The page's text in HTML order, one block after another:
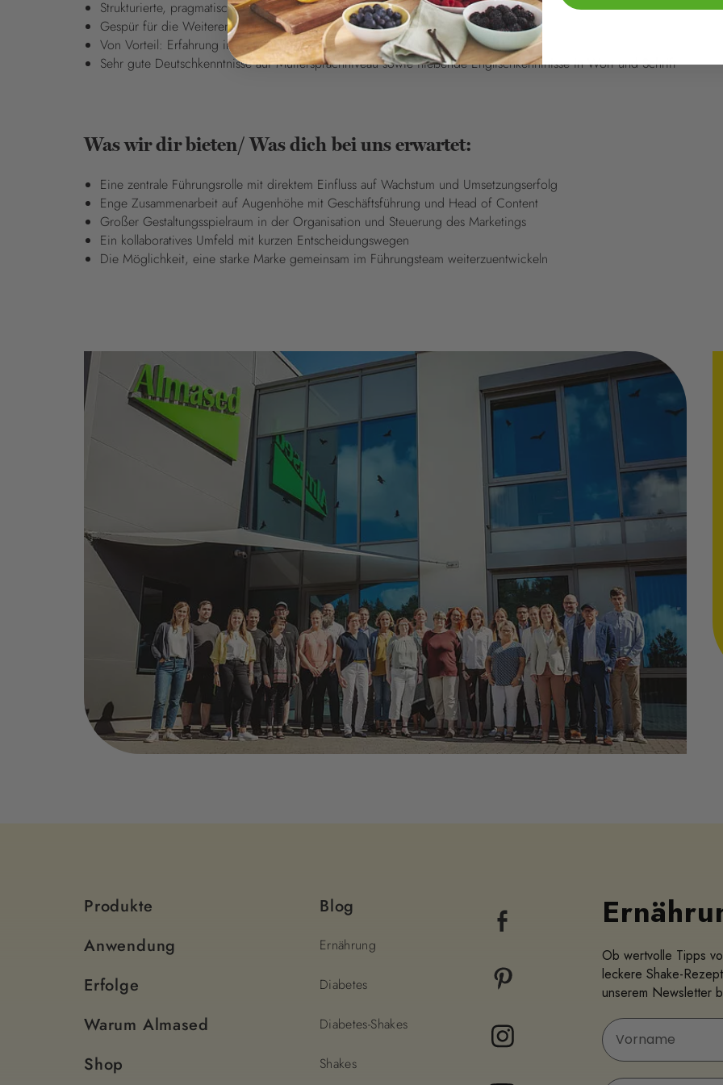
Strukturierte, pragmatische und konsequent umsetzungsorientierte Arbeitsweise
Gespür für die Weiterentwicklung etablierter Marken mit hoher Bekanntheit
Von Vorteil: Erfahrung im Bereich E-Commerce, E-Mail-Marketing und CRM
Sehr gute Deutschkenntnisse auf Muttersprachniveau sowie fließende Englischkenntnisse in Wort und Schrift
Was wir dir bieten/ Was dich bei uns erwartet:
Eine zentrale Führungsrolle mit direktem Einfluss auf Wachstum und Umsetzungserfolg
Enge Zusammenarbeit auf Augenhöhe mit Geschäftsführung und Head of Content
Großer Gestaltungsspielraum in der Organisation und Steuerung des Marketings
Ein kollaboratives Umfeld mit kurzen Entscheidungswegen
Die Möglichkeit, eine starke Marke gemeinsam im Führungsteam weiterzuentwickeln
Produkte
Anwendung
Erfolge
Warum Almased
Shop
Blog
Ernährung
Diabetes
Diabetes-Shakes
Shakes
Ob wertvolle Tipps
leckere Shake-
unserem Newsletter
Vorname